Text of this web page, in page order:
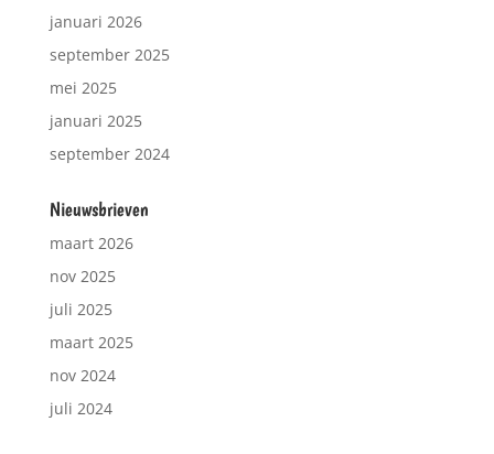
januari 2026
september 2025
mei 2025
januari 2025
september 2024
Nieuwsbrieven
maart 2026
nov 2025
juli 2025
maart 2025
nov 2024
juli 2024